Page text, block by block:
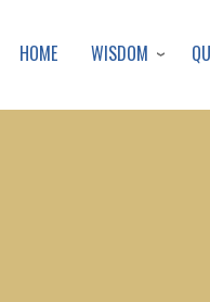
HOME WISDOM